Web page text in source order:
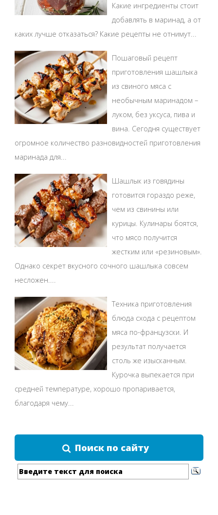
Какие ингредиенты стоит
добавлять в маринад, а от
каких лучше отказаться? Какие рецепты не отнимут...
Пошаговый рецепт
приготовления шашлыка
из свиного мяса с
необычным маринадом –
луком, без уксуса, пива и
вина. Сегодня существует
огромное количество разновидностей приготовления
маринада для...
Шашлык из говядины
готовится гораздо реже,
чем из свинины или
курицы. Кулинары боятся,
что мясо получится
жестким или «резиновым».
Однако секрет вкусного сочного шашлыка совсем
несложен....
Техника приготовления
блюда схода с рецептом
мяса по-французски. И
результат получается
столь же изысканным.
Курочка выпекается при
средней температуре, хорошо пропаривается,
благодаря чему...
Поиск по сайту